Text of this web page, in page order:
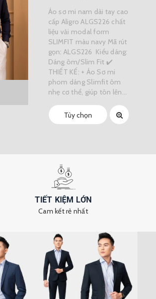
Áo sơ mi nam dài tay cao
cấp Aligro ALGS226 chất
liệu vải modal form
SLIMFIT màu navy Mã rút
gọn: ALGS226 Kiểu dáng:
Dáng ôm/Slim Fit ✔️
THIẾT KẾ: + Áo Sơ mi
phom dáng Slimfit ôm
nhẹ cơ thể, giúp tôn lên...
Tùy chọn
TIẾT KIỆM LỚN
Cam kết rẻ nhất